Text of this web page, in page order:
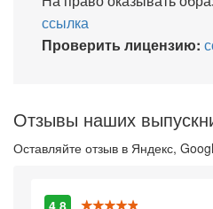
ссылка
Проверить лицензию:
Отзывы наших
Оставляйте отзыв в Яндекс,
4.8